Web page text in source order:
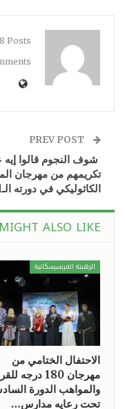
Posts
شوف النجوم قالوا
تكريمهم من مهرجان
الكاثوليكي في دورته الـ71
ALSO LIKE
الرهبنة الفرنسيسكانية
الاحتفال الختامي من
مهرجان 180 درجه
والمواهب الدورة
تحت رعايه مدارس…